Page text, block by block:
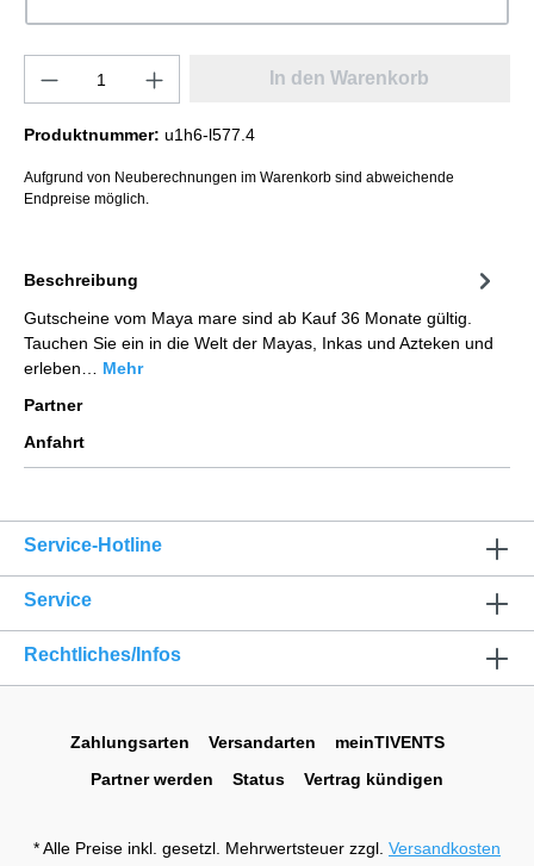
In den Warenkorb
Produktnummer: u1h6-l577.4
Aufgrund von Neuberechnungen im Warenkorb sind abweichende
Endpreise möglich.
Beschreibung
Gutscheine vom Maya mare sind ab Kauf 36 Monate gültig.
Tauchen Sie ein in die Welt der Mayas, Inkas und Azteken und
erleben… Mehr
Partner
Anfahrt
Service-Hotline
Service
Rechtliches/Infos
Zahlungsarten Versandarten
meinTIVENTS
Partner werden
Status Vertrag kündigen
* Alle Preise inkl. gesetzl. Mehrwertsteuer zzgl. Versandkosten